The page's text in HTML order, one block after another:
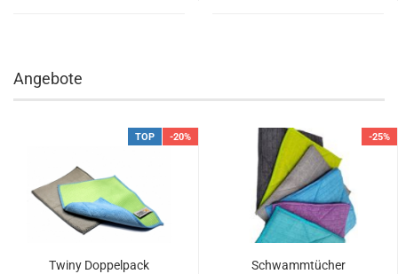
Angebote
TOP -20%
Twiny Doppelpack
-25%
Schwammtücher